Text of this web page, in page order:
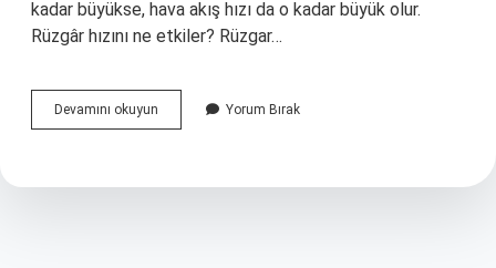
kadar büyükse, hava akış hızı da o kadar büyük olur.
Rüzgâr hızını ne etkiler? Rüzgar…
Devamını okuyun
Artarsa
Artar
Yorum Bırak